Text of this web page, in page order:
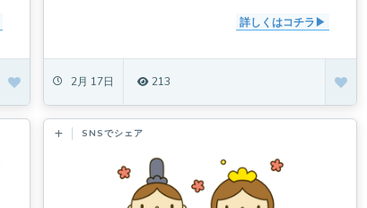
詳しくはコチラ
2月 17日 213
SNSでシェア